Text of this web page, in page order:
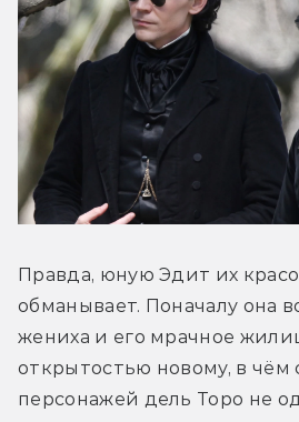
Правда, юную Эдит их
обманывает. Поначалу она
жениха и его мрачное
открытостью новому, в чём
персонажей дель Торо не